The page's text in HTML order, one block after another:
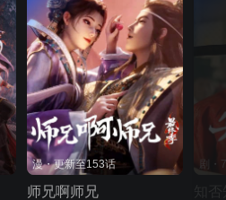
漫・更新至153话
师兄啊师兄
剧・